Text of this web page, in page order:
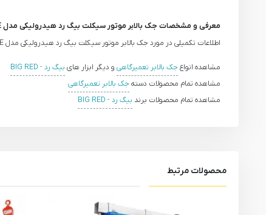
معرفی و مشخصات جک بالابر موتور سیکلت بیگ رد هیدرولیکی مدل T66751-CE
اطلاعات تکمیلی در مورد جک بالابر موتور سیکلت بیگ رد هیدرولیکی مدل T66751-CE به زودی ارائه خواهد شد.
مشاهده انواع جک بالابر تعمیرگاهی و دیگر ابزار های بیگ رد - BIG RED
مشاهده تمام محصولات دسته جک بالابر تعمیرگاهی
مشاهده تمام محصولات برند بیگ رد - BIG RED
محصولات مرتبط